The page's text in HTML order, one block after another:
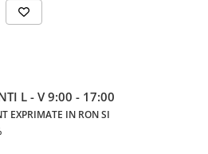
L - V 9:00 - 17:00
EXPRIMATE IN RON SI